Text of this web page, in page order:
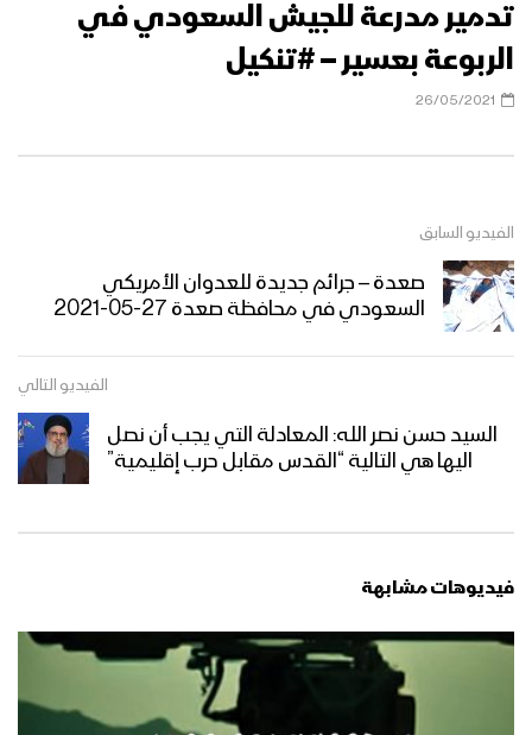
تدمير مدرعة للجيش السعودي في
الربوعة بعسير – #تنكيل
26/05/2021
الفيديو السابق
صعدة – جرائم جديدة للعدوان الأمريكي
السعودي في محافظة صعدة 27-05-2021
الفيديو التالي
السيد حسن نصر الله: المعادلة التي يجب أن نصل
اليها هي التالية “القدس مقابل حرب إقليمية”
فيديوهات مشابهة